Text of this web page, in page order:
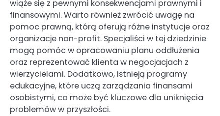
wiąże się z pewnymi konsekwencjami prawnymi i
finansowymi. Warto również zwrócić uwagę na
pomoc prawną, którą oferują różne instytucje oraz
organizacje non-profit. Specjaliści w tej dziedzinie
mogą pomóc w opracowaniu planu oddłużenia
oraz reprezentować klienta w negocjacjach z
wierzycielami. Dodatkowo, istnieją programy
edukacyjne, które uczą zarządzania finansami
osobistymi, co może być kluczowe dla uniknięcia
problemów w przyszłości.